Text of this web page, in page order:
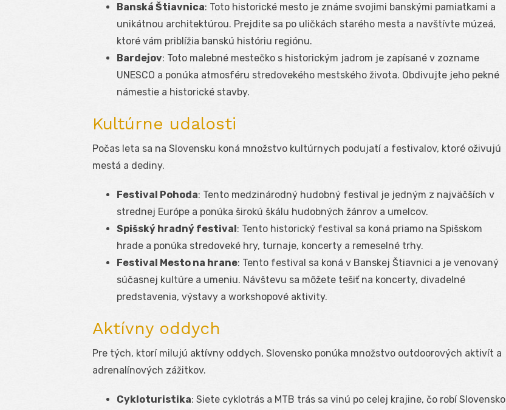
Banská Štiavnica: Toto historické mesto je známe svojimi banskými pamiatkami a
unikátnou architektúrou. Prejdite sa po uličkách starého mesta a navštívte múzeá,
ktoré vám priblížia banskú históriu regiónu.
Bardejov: Toto malebné mestečko s historickým jadrom je zapísané v zozname
UNESCO a ponúka atmosféru stredovekého mestského života. Obdivujte jeho pekné
námestie a historické stavby.
Kultúrne udalosti
Počas leta sa na Slovensku koná množstvo kultúrnych podujatí a festivalov, ktoré oživujú
mestá a dediny.
Festival Pohoda: Tento medzinárodný hudobný festival je jedným z najväčších v
strednej Európe a ponúka širokú škálu hudobných žánrov a umelcov.
Spišský hradný festival : Tento historický festival sa koná priamo na Spišskom
hrade a ponúka stredoveké hry, turnaje, koncerty a remeselné trhy.
Festival Mesto na hrane: Tento festival sa koná v Banskej Štiavnici a je venovaný
súčasnej kultúre a umeniu. Návštevu sa môžete tešiť na koncerty, divadelné
predstavenia, výstavy a workshopové aktivity.
Aktívny oddych
Pre tých, ktorí milujú aktívny oddych, Slovensko ponúka množstvo outdoorových aktivít a
adrenalínových zážitkov.
Cykloturistika: Siete cyklotrás a MTB trás sa vinú po celej krajine, čo robí Slovensko